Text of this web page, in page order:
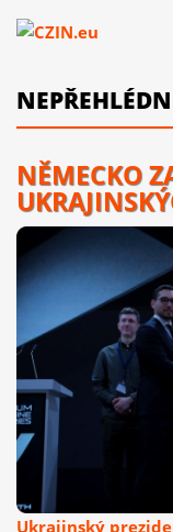
NĚMECKO
Ukrajinský